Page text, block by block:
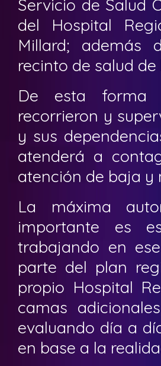
Servicio de Salud
del Hospital
Millard; además
recinto de salud de
De esta forma
recorrieron y
y sus
atenderá a
atención de baja y
La máxima
importante es
trabajando en
parte del plan
propio Hospital
camas
evaluando día a
en base a la